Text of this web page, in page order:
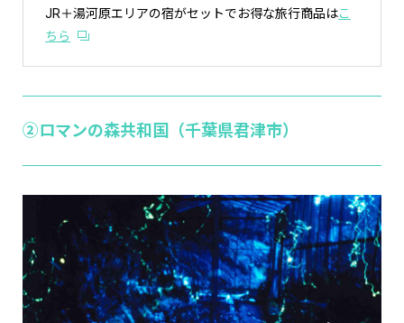
JR＋湯河原エリアの宿がセットでお得な旅行商品はこ
ちら
②ロマンの森共和国（千葉県君津市）